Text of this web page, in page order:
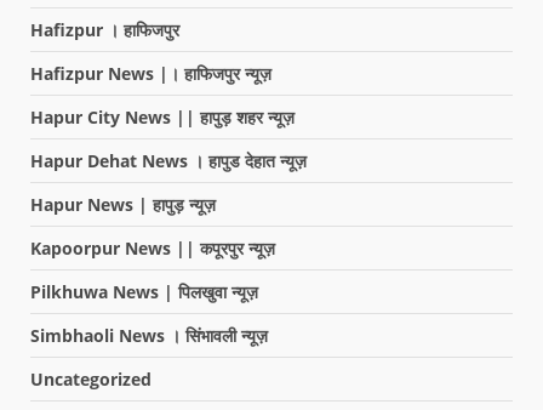
Hafizpur । हाफिजपुर
Hafizpur News |। हाफिजपुर न्यूज़
Hapur City News || हापुड़ शहर न्यूज़
Hapur Dehat News । हापुड देहात न्यूज़
Hapur News | हापुड़ न्यूज़
Kapoorpur News || कपूरपुर न्यूज़
Pilkhuwa News | पिलखुवा न्यूज़
Simbhaoli News । सिंभावली न्यूज़
Uncategorized